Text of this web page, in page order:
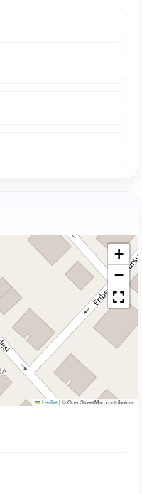
+
−
Leaflet|© OpenStreetMap contributors